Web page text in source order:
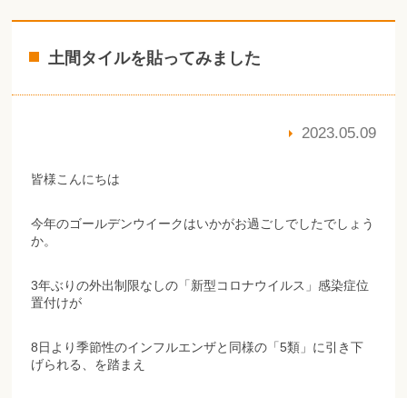
土間タイルを貼ってみました
2023.05.09
皆様こんにちは
今年のゴールデンウイークはいかがお過ごしでしたでしょう
か。
3年ぶりの外出制限なしの「新型コロナウイルス」感染症位
置付けが
8日より季節性のインフルエンザと同様の「5類」に引き下
げられる、を踏まえ